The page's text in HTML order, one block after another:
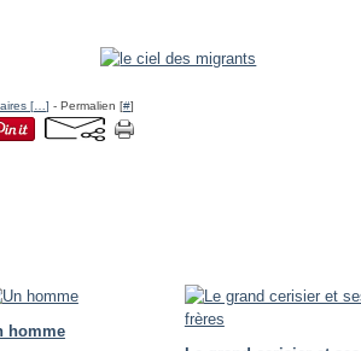
[ ] - Permalien [#]
homme